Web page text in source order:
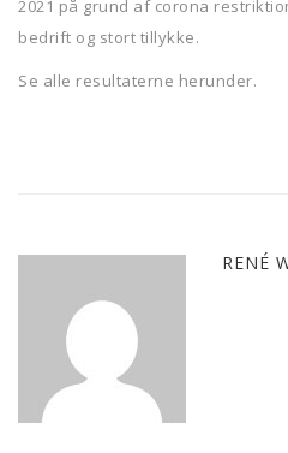
2021 på grund af corona
bedrift og stort tillykke.
Se alle resultaterne herunder.
RENÉ